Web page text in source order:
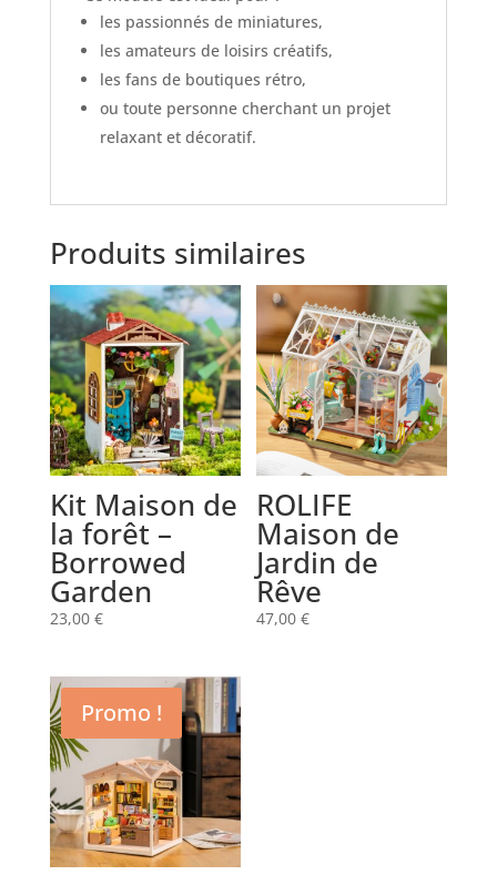
les passionnés de miniatures,
les amateurs de loisirs créatifs,
les fans de boutiques rétro,
ou toute personne cherchant un projet
relaxant et décoratif.
Produits similaires
Kit Maison de
la forêt –
Borrowed
Garden
23,00 €
ROLIFE
Maison de
Jardin de
Rêve
47,00€
Promo !